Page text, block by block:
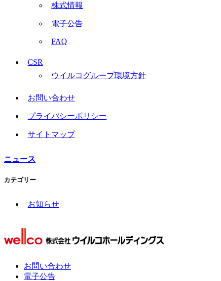
株式情報
電子公告
FAQ
CSR
ウイルコグループ環境方針
お問い合わせ
プライバシーポリシー
サイトマップ
ニュース
カテゴリー
お知らせ
お問い合わせ
電子公告